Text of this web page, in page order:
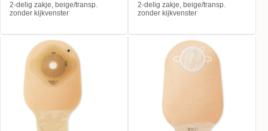
2-delig zakje, beige/transp.
zonder kijkvenster
2-delig zakje, beige/transp.
zonder kijkvenster